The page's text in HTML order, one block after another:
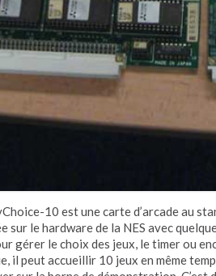
10 est une carte d’arcade au
sur le hardware de la NES avec
gérer le choix des jeux, le timer ou
il peut accueillir 10 jeux en même